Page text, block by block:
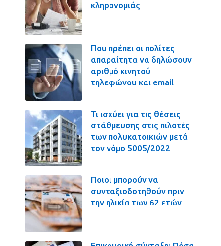
κληρονομιάς
Που πρέπει οι πολίτες
απαραίτητα να δηλώσουν
αριθμό κινητού
τηλεφώνου και email
Τι ισχύει για τις θέσεις
στάθμευσης στις πιλοτές
των πολυκατοικιών μετά
τον νόμο 5005/2022
Ποιοι μπορούν να
συνταξιοδοτηθούν πριν
την ηλικία των 62 ετών